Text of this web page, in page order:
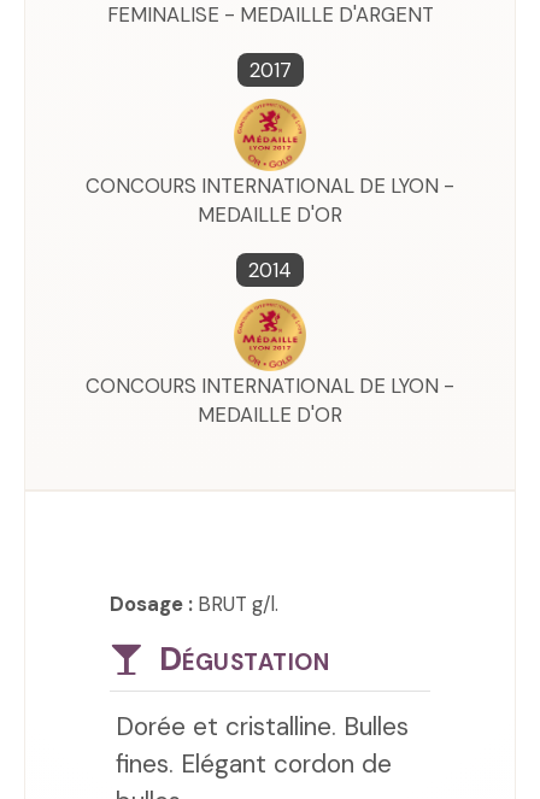
FEMINALISE - MEDAILLE D'ARGENT
2017
CONCOURS INTERNATIONAL DE LYON -
MEDAILLE D'OR
2014
CONCOURS INTERNATIONAL DE LYON -
MEDAILLE D'OR
Dosage : BRUT g/l.
Dégustation
Dorée et cristalline. Bulles
fines. Elégant cordon de